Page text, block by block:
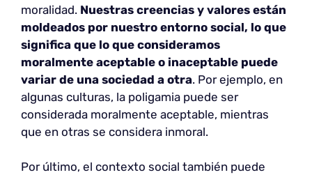
moralidad. Nuestras creencias y valores están
moldeados por nuestro entorno social, lo que
significa que lo que consideramos
moralmente aceptable o inaceptable puede
variar de una sociedad a otra. Por ejemplo, en
algunas culturas, la poligamia puede ser
considerada moralmente aceptable, mientras
que en otras se considera inmoral.
Por último, el contexto social también puede